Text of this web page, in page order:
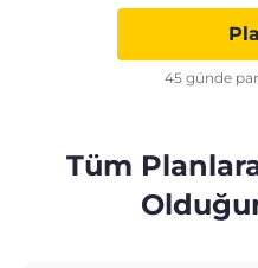
45 günde
Tüm